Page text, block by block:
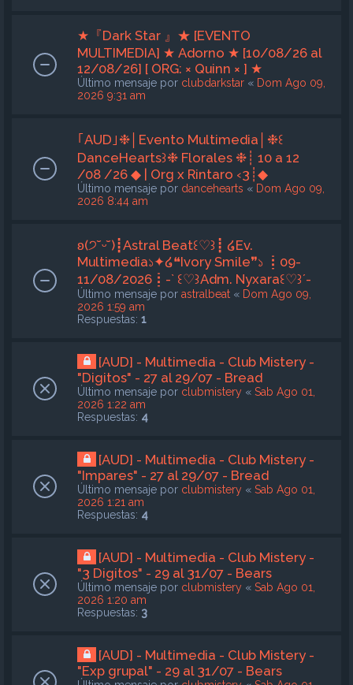
★『Dark Star 』★ [EVENTO
MULTIMEDIA] ★ Adorno ★ [10/08/26 al
12/08/26] [ ORG: × Quinn × ] ★
Último mensaje por clubdarkstar « Dom Ago 09,
2026 9:31 am
｢AUD｣❉│Evento Multimedia│❉꒰
DanceHearts꒱❉ Florales ❉┊ 10 a 12
/08 /26 ◆ | Org x Rintaro ‹3┊◆
Último mensaje por dancehearts « Dom Ago 09,
2026 8:44 am
ʚ(੭˘ᵕ˘)┋Astral Beat꒰♡︎꒱┋ ໒Ev.
Multimedia১✦໒❝Ivory Smile❞১ ┋09-
11/08/2026┋-` ꒰♡︎꒱Adm. Nyxara꒰♡︎꒱´-
Último mensaje por astralbeat « Dom Ago 09,
2026 1:59 am
Respuestas: 1
[AUD] - Multimedia - Club Mistery -
"Digitos" - 27 al 29/07 - Bread
Último mensaje por clubmistery « Sab Ago 01,
2026 1:22 am
Respuestas: 4
[AUD] - Multimedia - Club Mistery -
"Impares" - 27 al 29/07 - Bread
Último mensaje por clubmistery « Sab Ago 01,
2026 1:21 am
Respuestas: 4
[AUD] - Multimedia - Club Mistery -
"3 Digitos" - 29 al 31/07 - Bears
Último mensaje por clubmistery « Sab Ago 01,
2026 1:20 am
Respuestas: 3
[AUD] - Multimedia - Club Mistery -
"Exp grupal" - 29 al 31/07 - Bears